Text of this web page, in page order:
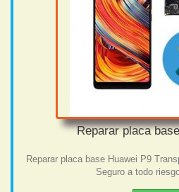
Reparar placa
Reparar placa base Huawei P9
Seguro a todo